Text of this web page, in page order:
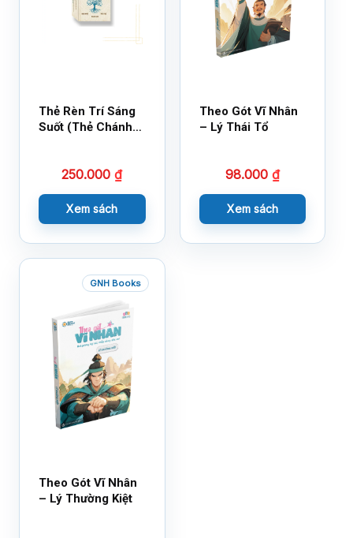
Thẻ Rèn Trí Sáng
Suốt (Thẻ Chánh
250.000₫
Xem sách
Theo Gót Vĩ Nhân
– Lý Thái Tổ
98.000 ₫
Xem sách
GNH Books
Theo Gót Vĩ Nhân
– Lý Thường Kiệt